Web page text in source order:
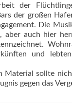
der
der großen
Die
aber auch hier
und
Material sollte
gegen das